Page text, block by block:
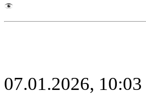
07.01.2026, 10:03